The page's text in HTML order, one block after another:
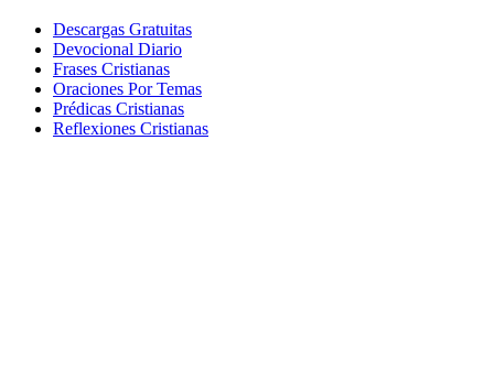
Descargas Gratuitas
Devocional Diario
Frases Cristianas
Oraciones Por Temas
Prédicas Cristianas
Reflexiones Cristianas